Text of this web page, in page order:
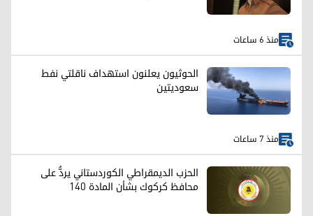
منذ 6 ساعات
الحوثيون يعلنون استهداف ناقلتي نفط
سعوديتين
منذ 7 ساعات
الحزب الديمقراطي الكوردستاني يردُّ على
محافظ كركوك بشأن المادة 140